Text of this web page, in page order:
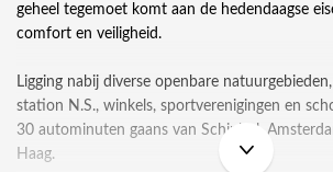
geheel tegemoet komt aan de hedendaagse
comfort en veiligheid.
Ligging nabij diverse openbare
station N.S., winkels, sportverenigingen en
30 autominuten gaans van Schiphol,
Haag.